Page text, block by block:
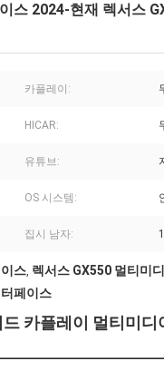
스 2024-현재 렉서스
카플레이:
HICAR:
유튜브:
OS 시스템:
집시 남자:
스, 렉서스 GX550 멀티미
페이스
카플레이 멀티미